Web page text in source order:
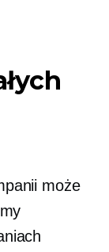
może